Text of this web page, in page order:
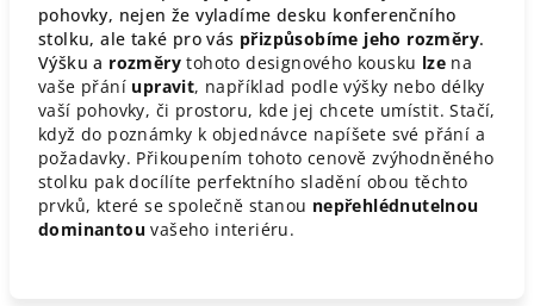
pohovky, nejen že vyladíme desku konferenčního
stolku, ale také pro vás přizpůsobíme jeho rozměry.
Výšku a rozměrytohoto designového kousku lze na
vaše přání upravit, například podle výšky nebo délky
vaší pohovky, či prostoru, kde jej chcete umístit. Stačí,
když do poznámky k objednávce napíšete své přání a
požadavky. Přikoupením tohoto cenově zvýhodněného
stolku pak docílíte perfektního sladění obou těchto
prvků, které se společně stanou nepřehlédnutelnou
dominantouvašeho interiéru.